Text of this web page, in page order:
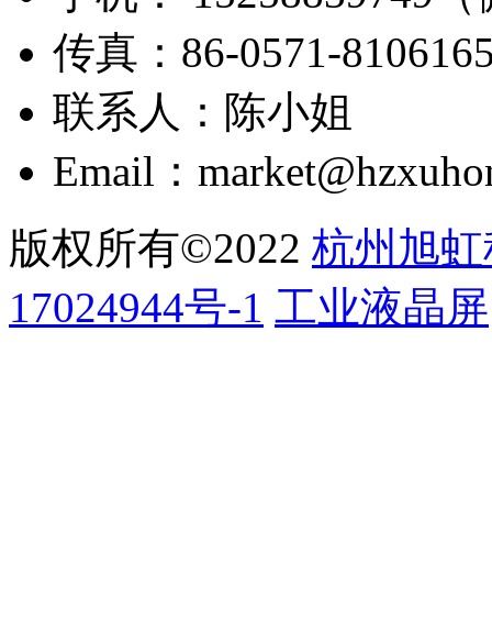
传真：86-0571-
联系人：陈小姐
Email：
版权所有©2022 杭州旭
17024944号-1 工业液晶屏